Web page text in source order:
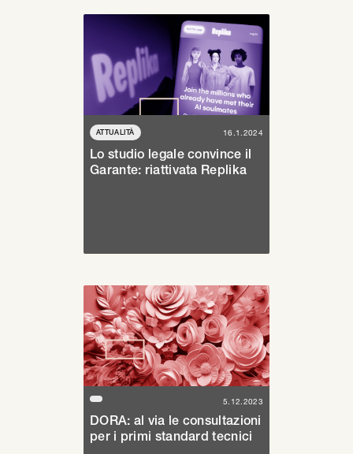
ATTUALITÀ 16.1.2024
Lo studio legale convince il
Garante: riattivata Replika
5.12.2023
DORA: al via le consultazioni
per i primi standard tecnici